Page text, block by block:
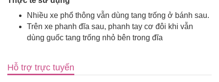
Nhiều xe phổ thông vẫn dùng tang trống ở bánh sau.
Trên xe phanh đĩa sau, phanh tay cơ đôi khi vẫn
dùng guốc tang trống nhỏ bên trong đĩa
Hỗ trợ trực tuyến